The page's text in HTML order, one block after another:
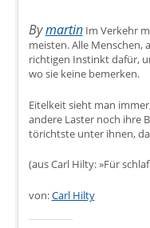
BymartinIm Verkehr
meisten. Alle Menschen,
richtigen Instinkt dafür,
wo sie keine bemerken.
Eitelkeit sieht man
andere Laster noch ihre
törichtste unter ihnen,
(aus Carl Hilty: »Für
von:Carl Hilty